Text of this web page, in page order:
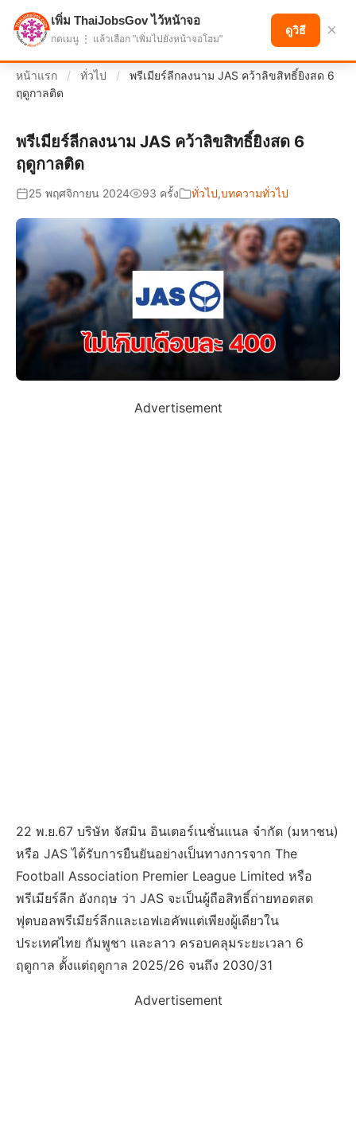
แบ่งปันโอกาส เพื่ออนาคตที่ก้าวหน้า
หน้าแรก / ทั่วไป /
พรีเมียร์ลีกลงนาม JAS คว้าลิขสิทธิ์ยิงสด 6
ฤดูกาลติด
พรีเมียร์ลีกลงนาม JAS คว้าลิขสิทธิ์ยิงสด 6
ฤดูกาลติด
25 พฤศจิกายน 2024 93 ครั้ง ทั่วไป,บทความทั่วไป
Advertisement
22 พ.ย.67 บริษัท จัสมิน อินเตอร์เนชั่นแนล จำกัด (มหาชน)
หรือ JAS ได้รับการยืนยันอย่างเป็นทางการจาก The
Football Association Premier League Limited หรือ
พรีเมียร์ลีก อังกฤษ ว่า JAS จะเป็นผู้ถือสิทธิ์ถ่ายทอดสด
ฟุตบอลพรีเมียร์ลีกและเอฟเอคัพแต่เพียงผู้เดียวใน
ประเทศไทย กัมพูชา และลาว ครอบคลุมระยะเวลา 6
ฤดูกาล ตั้งแต่ฤดูกาล 2025/26 จนถึง 2030/31
Advertisement
เพิ่ม ThaiJobsGov ไว้หน้าจอ
กดเมนู ⋮ แล้วเลือก "เพิ่มไปยังหน้าจอโฮม"
ดูวิธี ×